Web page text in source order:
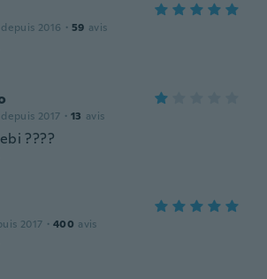
2016 · 59 avis
2017 · 13 avis
????
2017 · 400 avis